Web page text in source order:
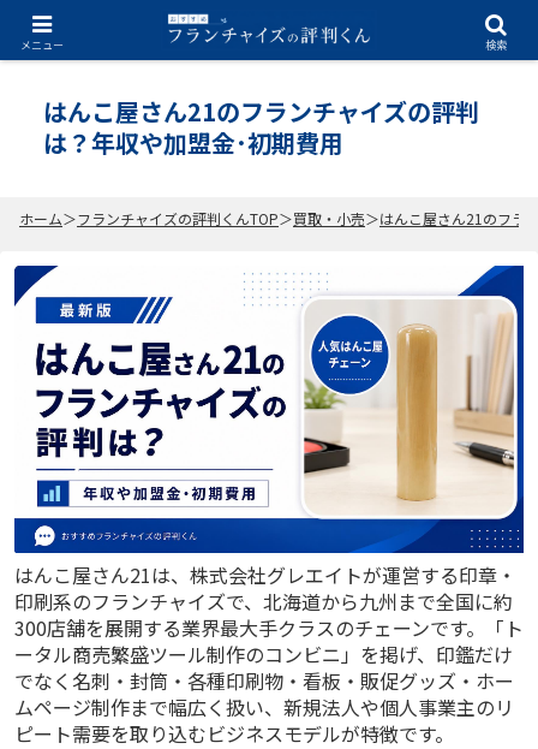
メニュー 検索
2026.07.03
はんこ屋さん21のフランチャイズの評判
は？年収や加盟金･初期費用
ホーム フランチャイズの評判くんTOP 買取・小売 はんこ屋さん21のフラ
はんこ屋さん21は、株式会社グレエイトが運営する印章・
印刷系のフランチャイズで、北海道から九州まで全国に約
300店舗を展開する業界最大手クラスのチェーンです。「ト
ータル商売繁盛ツール制作のコンビニ」を掲げ、印鑑だけ
でなく名刺・封筒・各種印刷物・看板・販促グッズ・ホー
ムページ制作まで幅広く扱い、新規法人や個人事業主のリ
ピート需要を取り込むビジネスモデルが特徴です。